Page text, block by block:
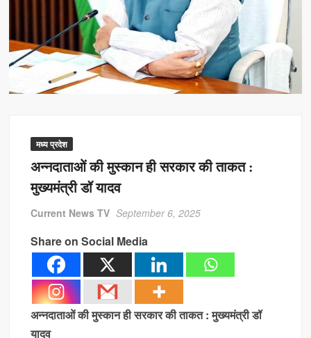
MP Jal Jeevan Mission: मध्य प्रदेश के 23 जिले नल-जल कवरेज में पिछड़े, 8
जिलों में आधे परिवारों तक भी नहीं पहुंचा पानी
MP Krishi Mandi Categorization: 6 करोड़ कमाई और 2.5 लाख टन आवक पर
मध्य प्रदेश
अन्नदाताओं की मुस्कान ही सरकार की ताकत :
मुख्यमंत्री डॉ यादव
Current News TV September 6, 2025
Share on Social Media
अन्नदाताओं की मुस्कान ही सरकार की ताकत : मुख्यमंत्री डॉ
यादव